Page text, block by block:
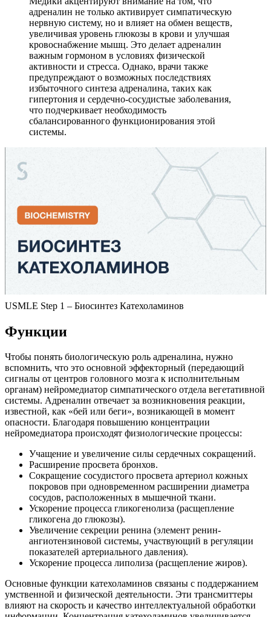
адреналин не только активирует симпатическую
нервную систему, но и влияет на обмен веществ,
увеличивая уровень глюкозы в крови и улучшая
кровоснабжение мышц. Это делает адреналин
важным гормоном в условиях физической
активности и стресса. Однако, врачи также
предупреждают о возможных последствиях
избыточного синтеза адреналина, таких как
гипертония и сердечно-сосудистые заболевания,
что подчеркивает необходимость
сбалансированного функционирования этой
системы.
USMLE Step 1 – Биосинтез Катехоламинов
Функции
Чтобы понять биологическую роль адреналина, нужно
вспомнить, что это основной эффекторный (передающий
сигналы от центров головного мозга к исполнительным
органам) нейромедиатор симпатического отдела вегетативной
системы. Адреналин отвечает за возникновения реакции,
известной, как «бей или беги», возникающей в момент
опасности. Благодаря повышению концентрации
нейромедиатора происходят физиологические процессы:
Учащение и увеличение силы сердечных сокращений.
Расширение просвета бронхов.
Сокращение сосудистого просвета артериол кожных
покровов при одновременном расширении диаметра
сосудов, расположенных в мышечной ткани.
Ускорение процесса гликогенолиза (расщепление
гликогена до глюкозы).
Увеличение секреции ренина (элемент ренин-
ангиотензиновой системы, участвующий в регуляции
показателей артериального давления).
Ускорение процесса липолиза (расщепление жиров).
Основные функции катехоламинов связаны с поддержанием
умственной и физической деятельности. Эти трансмиттеры
влияют на скорость и качество интеллектуальной обработки